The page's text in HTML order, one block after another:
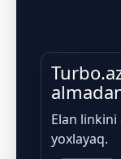
Elan
yoxlayaq.